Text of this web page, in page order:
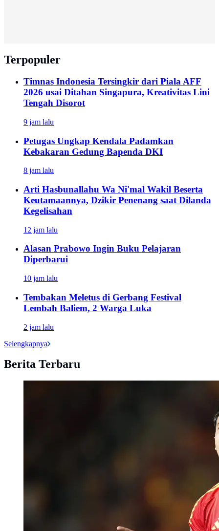
Terpopuler
Timnas Indonesia Tersingkir dari Piala AFF
2026 usai Ditahan Singapura, Kreativitas Lini
Tengah Disorot
9 jam lalu
Petugas Ungkap Kendala Padamkan
Kebakaran Gedung Bapenda DKI
8 jam lalu
Arti Hasbunallahu Wa Ni'mal Wakil Beserta
Keutamaannya, Dzikir Penenang saat Dilanda
Kegelisahan
12 jam lalu
Alasan Prabowo Ingin Buku Pelajaran
Diperbarui
10 jam lalu
Tembakan Meletus di Gerbang Festival
Lembah Baliem, 2 Warga Luka
2 jam lalu
Selengkapnya
Berita Terbaru